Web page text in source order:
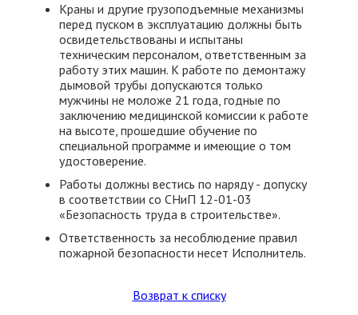
Краны и другие грузоподъемные механизмы
перед пуском в эксплуатацию должны быть
освидетельствованы и испытаны
техническим персоналом, ответственным за
работу этих машин. К работе по демонтажу
дымовой трубы допускаются только
мужчины не моложе 21 года, годные по
заключению медицинской комиссии к работе
на высоте, прошедшие обучение по
специальной программе и имеющие о том
удостоверение.
Работы должны вестись по наряду - допуску
в соответствии со СНиП 12-01-03
«Безопасность труда в строительстве».
Ответственность за несоблюдение правил
пожарной безопасности несет Исполнитель.
Возврат к списку